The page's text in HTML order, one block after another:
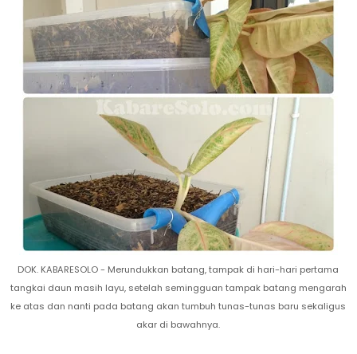
DOK. KABARESOLO - Merundukkan batang, tampak di hari-hari pertama
tangkai daun masih layu, setelah semingguan tampak batang mengarah
ke atas dan nanti pada batang akan tumbuh tunas-tunas baru sekaligus
akar di bawahnya.